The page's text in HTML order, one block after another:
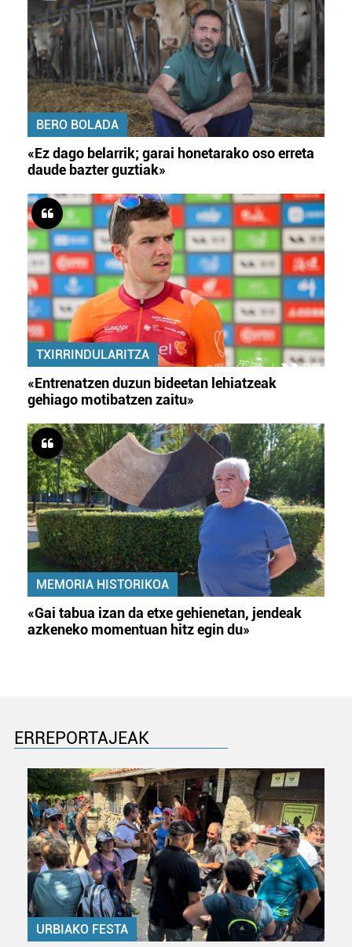
BERO BOLADA
«Ez dago belarrik; garai honetarako oso erreta
daude bazter guztiak»
TXIRRINDULARITZA
«Entrenatzen duzun bideetan lehiatzeak
gehiago motibatzen zaitu»
MEMORIA HISTORIKOA
«Gai tabua izan da etxe gehienetan, jendeak
azkeneko momentuan hitz egin du»
ERREPORTAJEAK
URBIAKO FESTA